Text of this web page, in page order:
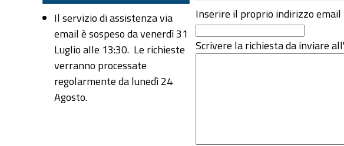
Il servizio di assistenza via
email è sospeso da venerdì 31
Luglio alle 13:30. Le richieste
verranno processate
regolarmente da lunedì 24
Agosto.
Inserire il proprio indirizzo email
Scrivere la richiesta da inviare